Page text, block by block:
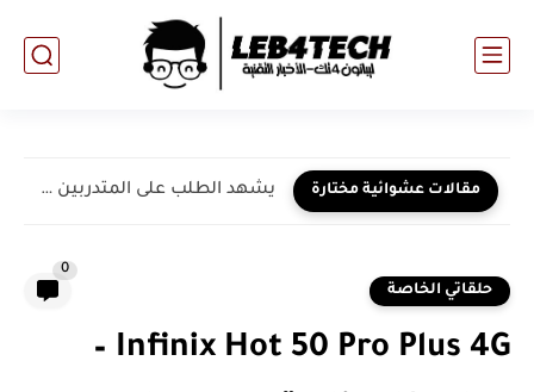
مقالات عشوائية مختارة يشهد الطلب على المتدربين تزايداً خلال هذا العام!
حلقاتي الخاصة
0
Infinix Hot 50 Pro Plus 4G –